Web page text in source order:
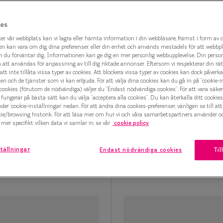
Smarteyes
Collection
Crush
C02 Glasögonbåge
1 000 kr
Contemporary
0IY1376 C03
vår webbplats kan vi lagra eller hämta information i din webbläsare, främst i form av
kan vara om dig, dina preferenser, eller din enhet och används mestadels för att
du förväntar dig. Informationen kan ge dig en mer personlig webbupplevelse. Din
att användas för anpassning av till dig riktade annonser. Eftersom vi respekterar din
inte tillåta vissa typer av cookies. Att blockera vissa typer av cookies kan dock
och de tjänster som vi kan erbjuda. För att välja dina cookies kan du gå in på ”cookie-
(förutom de nödvändiga) väljer du ”Endast nödvändiga cookies”. För att vara
på bästa sätt kan du välja ”acceptera alla cookies”. Du kan återkalla ditt
’cookie-inställningar’ nedan. För att ändra dina cookies-preferenser, vänligen se till
browsing historik. För att läsa mer om hur vi och våra samarbetspartners använder
specifikt vilken data vi samlar in, se vår cookie policy
Endast nödvändiga cookies